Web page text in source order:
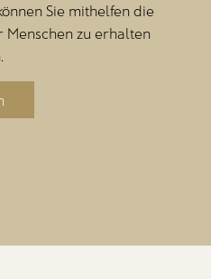
Sie mithelfen die
zu erhalten